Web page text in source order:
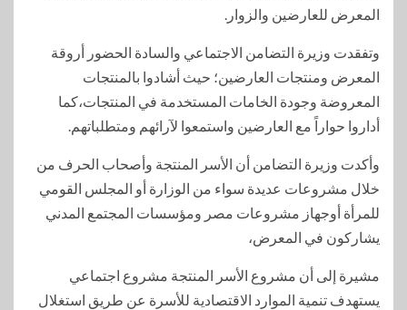
المعرض للعارضين والزوار.
وتفقدت وزيرة التضامن الاجتماعي والسادة الحضور أروقة
المعرض ومنتجات العارضين؛ حيث أشادوا بالمنتجات
المعروضة وجودة الخامات المستخدمة في المنتجات،كما
أداروا حواراً مع العارضين واستمعوا لآرائهم ومتطلباتهم.
وأكدت وزيرة التضامن أن الأسر المنتجة وأصحاب الحرف من
خلال مشروعات عديدة سواء من الوزارة أو المجلس القومي
للمرأة أوجهاز مشروعات مصر ومؤسسات المجتمع المدني
يشاركون في المعرض،
مشيرة إلى أن مشروع الأسر المنتجة مشروع اجتماعي
يستهدف تنمية الموارد الاقتصادية للأسرة عن طريق استغلال